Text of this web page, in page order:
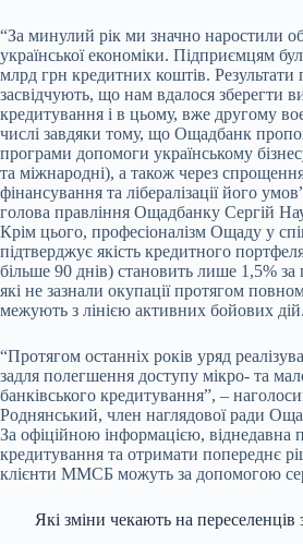
“За минулий рік ми значно наростили
української економіки. Підприємцям
млрд грн кредитних коштів. Результати
засвідчують, що нам вдалося зберегти
кредитування і в цьому, вже другому
числі завдяки тому, що Ощадбанк
програми допомоги українському
та міжнародні), а також через
фінансування та лібералізації його
голова правління Ощадбанку Сергій
Крім цього, професіоналізм Ощаду у
підтверджує якість кредитного
більше 90 днів) становить лише 1,5% за
які не зазнали окупації протягом
межують з лінією активних бойових дій.
“Протягом останніх років уряд
задля полегшення доступу мікро- та
банківського кредитування”, –
Роднянський, член наглядової ради
За офіційною інформацією, віднедавна
кредитування та отримати попереднє
клієнти ММСБ можуть за допомогою
Які зміни чекають на